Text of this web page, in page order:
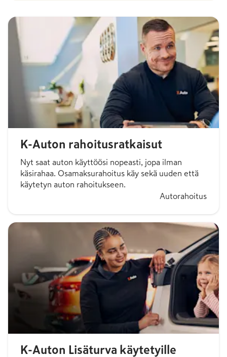
K-Auton rahoitusratkaisut
Nyt saat auton käyttöösi nopeasti, jopa ilman
käsirahaa. Osamaksurahoitus käy sekä uuden että
käytetyn auton rahoitukseen.
Autorahoitus
K-Auton Lisäturva käytetyille